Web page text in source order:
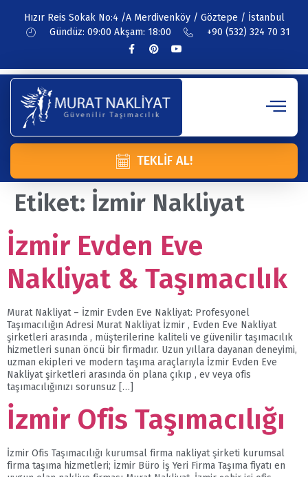
Hızır Reis Sokak No:4 /A Merdivenköy / Göztepe / İstanbul
Gündüz: 09:00 Akşam: 18:00
+90 (532) 324 70 31
TEKLIF AL!
Etiket: İzmir Nakliyat
İzmir Evden Eve
Nakliyat & Taşımacılık
Murat Nakliyat – İzmir Evden Eve Nakliyat: Profesyonel
Taşımacılığın Adresi Murat Nakliyat İzmir , Evden Eve Nakliyat
şirketleri arasında , müşterilerine kaliteli ve güvenilir taşımacılık
hizmetleri sunan öncü bir firmadır. Uzun yıllara dayanan deneyimi,
uzman ekipleri ve modern taşıma araçlarıyla İzmir Evden Eve
Nakliyat şirketleri arasında ön plana çıkıp , ev veya ofis
taşımacılığınızı sorunsuz […]
İzmir Ofis Taşımacılığı
İzmir Ofis Taşımacılığı kurumsal firma nakliyat şirketi kurumsal
firma taşıma hizmetleri; İzmir Büro İş Yeri Firma Taşıma fiyatı en